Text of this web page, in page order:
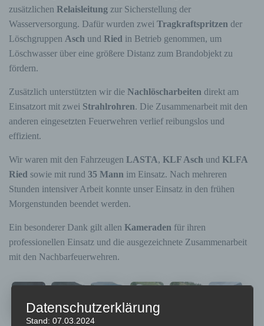
zusätzlichen Relaisleitung zur Sicherstellung der
Wasserversorgung. Dafür wurden zwei Tragkraftspritzen der
Löschgruppen Asch und Ried in Betrieb genommen, um
Löschwasser über eine größere Distanz zum Brandobjekt zu
fördern.
Zusätzlich unterstützten wir die Nachlöscharbeiten direkt am
Einsatzort mit zwei Strahlrohren. Die Zusammenarbeit mit den
anderen eingesetzten Feuerwehren verlief reibungslos und
effizient.
Wir waren mit den Fahrzeugen LASTA, KLF Asch und KLFA
Ried sowie mit rund 35 Mann im Einsatz. Nach mehreren
Stunden intensiver Arbeit konnte unser Einsatz in den frühen
Morgenstunden beendet werden.
Ein besonderer Dank gilt allen Kameraden für ihren
professionellen Einsatz und die ausgezeichnete Zusammenarbeit
mit den Nachbarfeuerwehren.
Datenschutzerklärung
Stand: 07.03.2024